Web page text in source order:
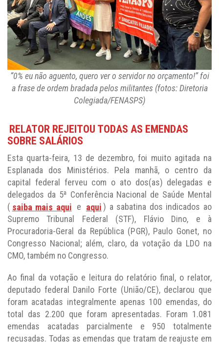
“0% eu não aguento, quero ver o servidor no orçamento!” foi
a frase de ordem bradada pelos militantes (fotos: Diretoria
Colegiada/FENASPS)
RELATOR REJEITOU TODAS AS EMENDAS
SOBRE SALÁRIOS
Esta quarta-feira, 13 de dezembro, foi muito agitada na
Esplanada dos Ministérios. Pela manhã, o centro da
capital federal ferveu com o ato dos(as) delegadas e
delegados da 5ª Conferência Nacional de Saúde Mental
( saiba mais aqui e aqui ) a sabatina dos indicados ao
Supremo Tribunal Federal (STF), Flávio Dino, e à
Procuradoria-Geral da República (PGR), Paulo Gonet, no
Congresso Nacional; além, claro, da votação da LDO na
CMO, também no Congresso.
Ao final da votação e leitura do relatório final, o relator,
deputado federal Danilo Forte (União/CE), declarou que
foram acatadas integralmente apenas 100 emendas, do
total das 2.200 que foram apresentadas. Foram 1.081
emendas acatadas parcialmente e 950 totalmente
recusadas. Todas as emendas que tratam de reajuste em